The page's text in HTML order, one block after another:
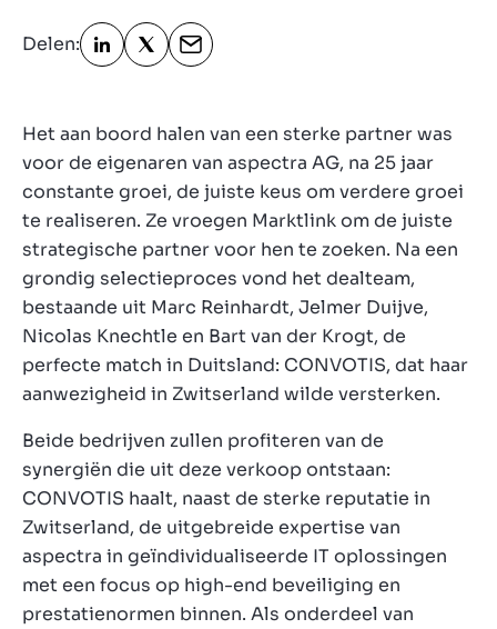
Contact
BE
Delen:
Het aan boord halen van een sterke partner was
voor de eigenaren van aspectra AG, na 25 jaar
constante groei, de juiste keus om verdere groei
te realiseren. Ze vroegen Marktlink om de juiste
strategische partner voor hen te zoeken. Na een
grondig selectieproces vond het dealteam,
bestaande uit Marc Reinhardt, Jelmer Duijve,
Nicolas Knechtle en Bart van der Krogt, de
perfecte match in Duitsland: CONVOTIS, dat haar
aanwezigheid in Zwitserland wilde versterken.
Beide bedrijven zullen profiteren van de
synergiën die uit deze verkoop ontstaan:
CONVOTIS haalt, naast de sterke reputatie in
Zwitserland, de uitgebreide expertise van
aspectra in geïndividualiseerde IT oplossingen
met een focus op high-end beveiliging en
prestatienormen binnen. Als onderdeel van